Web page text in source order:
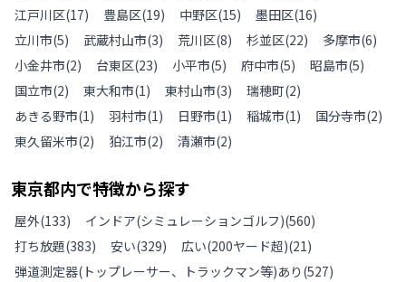
江戸川区(17) 豊島区(19) 中野区(15) 墨田区(16)
立川市(5) 武蔵村山市(3) 荒川区(8) 杉並区(22) 多摩市(6)
小金井市(2) 台東区(23) 小平市(5) 府中市(5) 昭島市(5)
国立市(2) 東大和市(1) 東村山市(3) 瑞穂町(2)
あきる野市(1) 羽村市(1) 日野市(1) 稲城市(1) 国分寺市(2)
東久留米市(2) 狛江市(2) 清瀬市(2)
東京都内で特徴から探す
屋外(133) インドア(シミュレーションゴルフ)(560)
打ち放題(383) 安い(329) 広い(200ヤード超)(21)
弾道測定器(トップレーサー、トラックマン等)あり (527)